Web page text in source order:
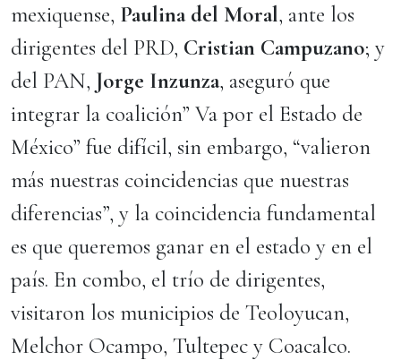
mexiquense, Paulina del Moral, ante los
dirigentes del PRD, Cristian Campuzano; y
del PAN, Jorge Inzunza, aseguró que
integrar la coalición” Va por el Estado de
México” fue difícil, sin embargo, “valieron
más nuestras coincidencias que nuestras
diferencias”, y la coincidencia fundamental
es que queremos ganar en el estado y en el
país. En combo, el trío de dirigentes,
visitaron los municipios de Teoloyucan,
Melchor Ocampo, Tultepec y Coacalco.